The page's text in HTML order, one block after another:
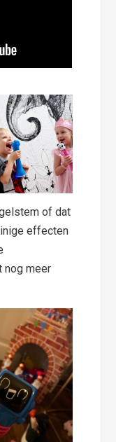
of dat
effecten
nog meer